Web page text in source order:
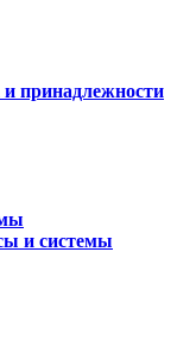
и принадлежности
и системы